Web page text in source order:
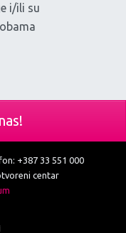
i/ili su
+387 33 551 000
centar